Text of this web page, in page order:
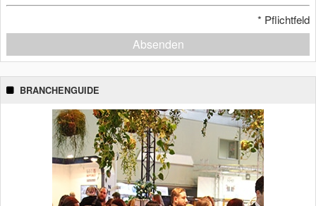
* Pflichtfeld
Absenden
BRANCHENGUIDE